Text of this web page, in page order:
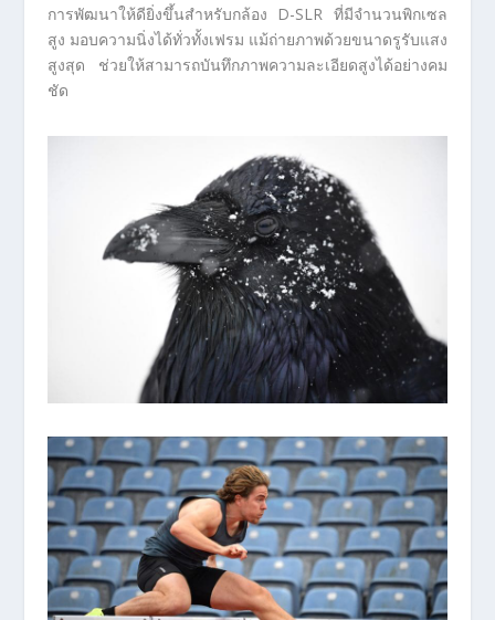
การพัฒนาให้ดียิ่งขึ้นสำหรับกล้อง D-SLR ที่มีจำนวนพิกเซล
สูง มอบความนิ่งได้ทั่วทั้งเฟรม แม้ถ่ายภาพด้วยขนาดรูรับแสง
สูงสุด ช่วยให้สามารถบันทึกภาพความละเอียดสูงได้อย่างคม
ชัด